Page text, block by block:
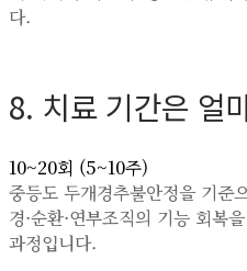
다.
8. 치료 기간은 얼
10~20회 (5~10주)
중등도 두개경추불안정을 기준
경·순환·연부조직의 기능 회복
과정입니다.